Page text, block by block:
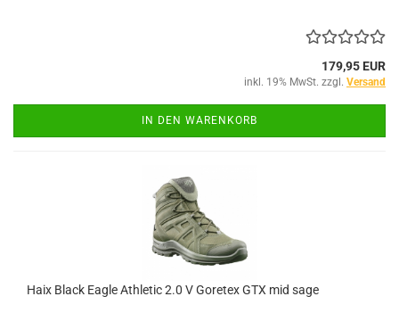
179,95 EUR
inkl. 19% MwSt. zzgl. Versand
IN DEN WARENKORB
Haix Black Eagle Athletic 2.0 V Goretex GTX mid sage